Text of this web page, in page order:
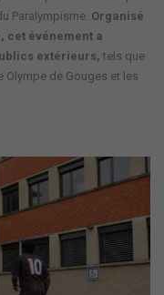
Paralympisme. Organisé
, cet événement a
extérieurs, tels que
Olympe de Gouges et les